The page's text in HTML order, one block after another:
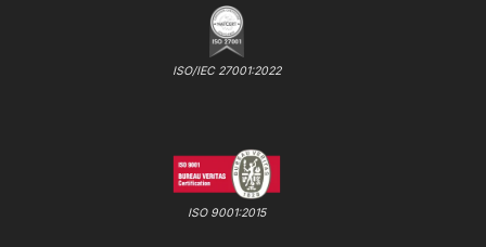
ISO/IEC 27001:2022
ISO 9001:2015